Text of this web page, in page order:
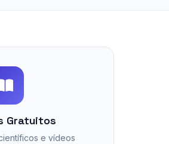
Gratuitos
e vídeos